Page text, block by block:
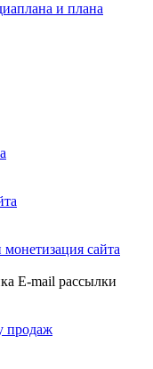
и плана
сайта
E-mail рассылки
продаж